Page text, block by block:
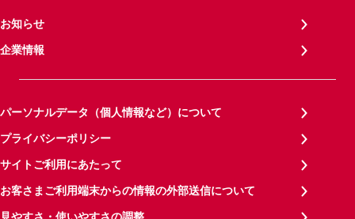
お知らせ
企業情報
パーソナルデータ（個人情報など）について
プライバシーポリシー
サイトご利用にあたって
お客さまご利用端末からの情報の外部送信について